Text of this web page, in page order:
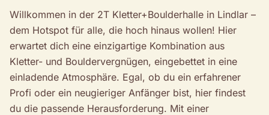
Willkommen in der 2T Kletter+Boulderhalle in Lindlar –
dem Hotspot für alle, die hoch hinaus wollen! Hier
erwartet dich eine einzigartige Kombination aus
Kletter- und Bouldervergnügen, eingebettet in eine
einladende Atmosphäre. Egal, ob du ein erfahrener
Profi oder ein neugieriger Anfänger bist, hier findest
du die passende Herausforderung. Mit einer